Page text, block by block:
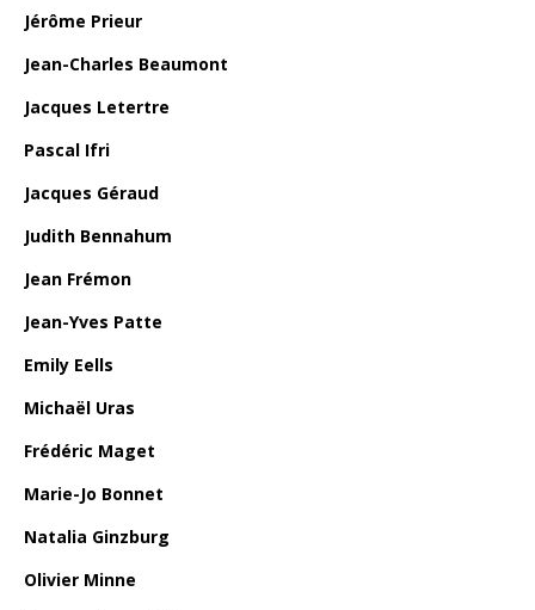
Jérôme Prieur
Jean-Charles Beaumont
Jacques Letertre
Pascal Ifri
Jacques Géraud
Judith Bennahum
Jean Frémon
Jean-Yves Patte
Emily Eells
Michaël Uras
Frédéric Maget
Marie-Jo Bonnet
Natalia Ginzburg
Olivier Minne